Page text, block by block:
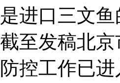
是进口三文
截至发稿北
防控工作已